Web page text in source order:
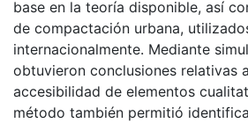
base en la teoría disponible, así
de compactación urbana,
internacionalmente. Mediante
obtuvieron conclusiones relativas
accesibilidad de elementos
método también permitió